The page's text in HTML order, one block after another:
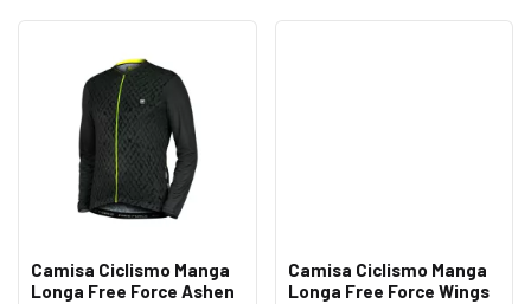
Camisa Ciclismo Manga
Longa Free Force Ashen
Camisa Ciclismo Manga
Longa Free Force Wings